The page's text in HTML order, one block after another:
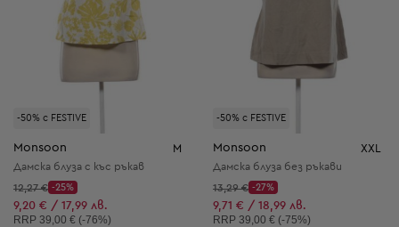
-50% с FESTIVE
Monsoon M
Дамска блуза с къс ръкав
Начална цена:
12,27 €
Discount Price:
-25%
Намалена цена:
9,20 € / 17,99 лв.
Препоръчителна цена:
RRP 39,00 € (-76%)
-50% с FESTIVE
Monsoon XXL
Дамска блуза без ръкави
Начална цена:
13,29 €
Discount Price:
-27%
Намалена цена:
9,71 € / 18,99 лв.
Препоръчителна цена:
RRP 39,00 € (-75%)